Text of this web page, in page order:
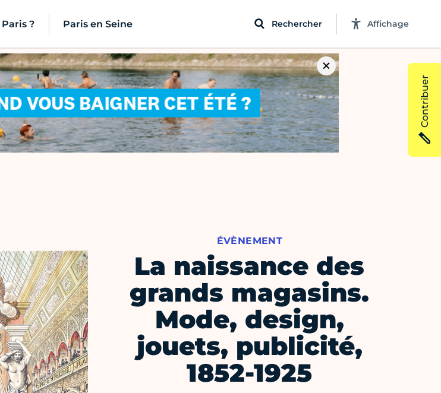
? Paris en Seine Rechercher Affichage
ÉVÈNEMENT
La naissance des
grands magasins.
Mode, design,
jouets, publicité,
1852-1925
Contribuer